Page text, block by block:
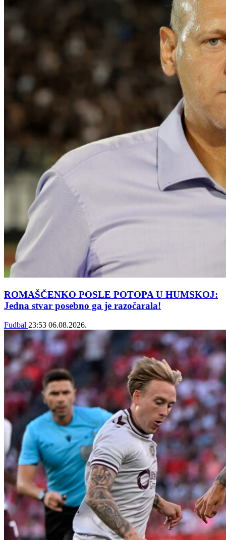
ROMAŠČENKO POSLE POTOPA U HUMSKOJ:
Jedna stvar posebno ga je razočarala!
Fudbal 23:53 06.08.2026.